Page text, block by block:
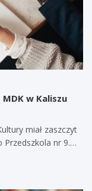
w Kaliszu
miał zaszczyt
Przedszkola nr 9.…